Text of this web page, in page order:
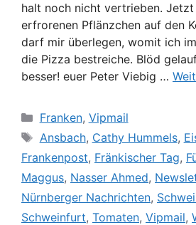
halt noch nicht vertrieben.
erfrorenen Pflänzchen auf den
darf mir überlegen, womit ich
die Pizza bestreiche. Blöd
besser! euer Peter Viebig …
Kategorien
Franken, Vipmail
Schlagwörter
Ansbach, Cathy Hummels,
Frankenpost, Fränkischer Tag,
Maggus, Nasser Ahmed,
Nürnberger Nachrichten,
Schweinfurt, Tomaten, Vipmail,